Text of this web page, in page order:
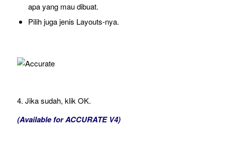
apa yang mau dibuat.
Pilih juga jenis Layouts-nya.
4. Jika sudah, klik OK.
(Available for ACCURATE V4)